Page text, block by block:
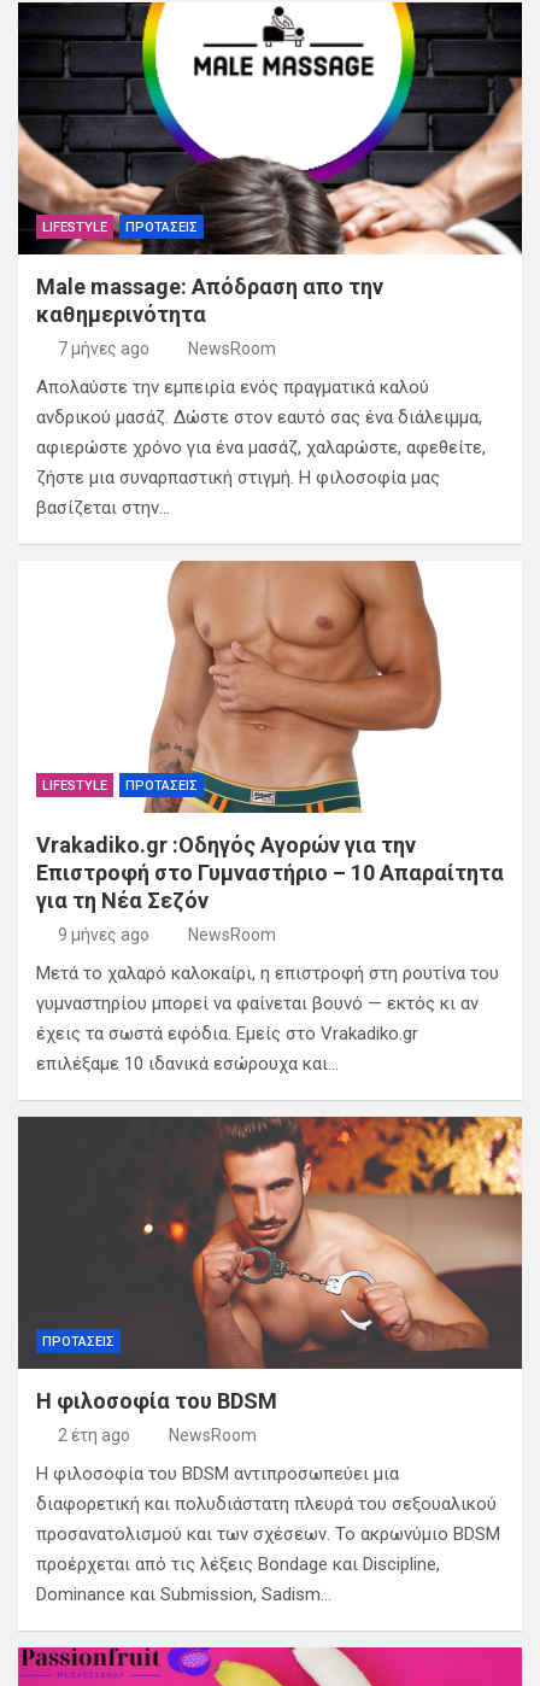
LIFESTYLE ΠΡΟΤΑΣΕΙΣ
Male massage: Απόδραση απο την
καθημερινότητα
7 μήνες ago NewsRoom
Απολαύστε την εμπειρία ενός πραγματικά καλού
ανδρικού μασάζ. Δώστε στον εαυτό σας ένα διάλειμμα,
αφιερώστε χρόνο για ένα μασάζ, χαλαρώστε, αφεθείτε,
ζήστε μια συναρπαστική στιγμή. Η φιλοσοφία μας
βασίζεται στην…
LIFESTYLE ΠΡΟΤΑΣΕΙΣ
Vrakadiko.gr :Οδηγός Αγορών για την
Επιστροφή στο Γυμναστήριο – 10 Απαραίτητα
για τη Νέα Σεζόν
9 μήνες ago NewsRoom
Μετά το χαλαρό καλοκαίρι, η επιστροφή στη ρουτίνα του
γυμναστηρίου μπορεί να φαίνεται βουνό — εκτός κι αν
έχεις τα σωστά εφόδια. Εμείς στο Vrakadiko.gr
επιλέξαμε 10 ιδανικά εσώρουχα και…
ΠΡΟΤΑΣΕΙΣ
Η φιλοσοφία του BDSM
2 έτη ago NewsRoom
Η φιλοσοφία του BDSM αντιπροσωπεύει μια
διαφορετική και πολυδιάστατη πλευρά του σεξουαλικού
προσανατολισμού και των σχέσεων. Το ακρωνύμιο BDSM
προέρχεται από τις λέξεις Bondage και Discipline,
Dominance και Submission, Sadism…